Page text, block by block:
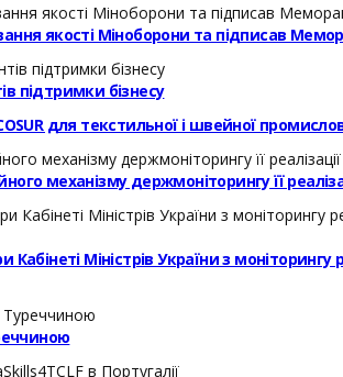
якості Міноборони та підписав
підтримки бізнесу
для текстильної і швейної
механізму держмоніторингу її
Міністрів України з